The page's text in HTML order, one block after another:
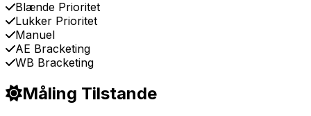
Blænde Prioritet
Lukker Prioritet
Manuel
AE Bracketing
WB Bracketing
Måling Tilstande